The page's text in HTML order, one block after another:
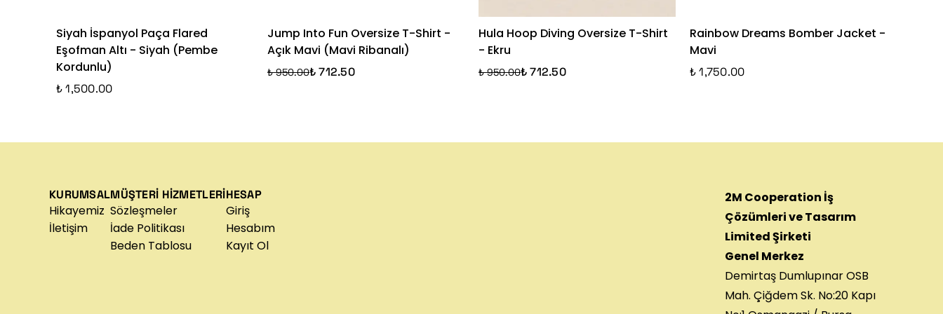
Siyah İspanyol Paça Flared
Eşofman Altı - Siyah (Pembe
Kordunlu)
₺ 1,500.00
Jump Into Fun Oversize T-Shirt -
Açık Mavi (Mavi Ribanalı)
₺ 950.00₺ 712.50
Hula Hoop Diving Oversize T-Shirt
- Ekru
₺ 950.00₺ 712.50
Rainbow Dreams Bomber Jacket -
Mavi
₺ 1,750.00
KURUMSAL
Hikayemiz
İletişim
MÜŞTERİ HİZMETLERİ
Sözleşmeler
İade Politikası
Beden Tablosu
HESAP
Giriş
Hesabım
Kayıt Ol
2M Cooperation İş
Çözümleri ve Tasarım
Limited Şirketi
Genel Merkez
Demirtaş Dumlupınar OSB
Mah. Çiğdem Sk. No:20 Kapı